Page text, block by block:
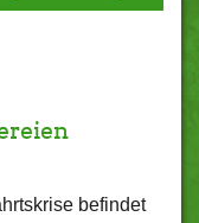
befindet